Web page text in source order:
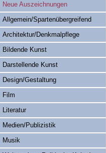
Neue Auszeichnungen
Allgemein/Spartenübergreifend
Architektur/Denkmalpflege
Bildende Kunst
Darstellende Kunst
Design/Gestaltung
Film
Literatur
Medien/Publizistik
Musik